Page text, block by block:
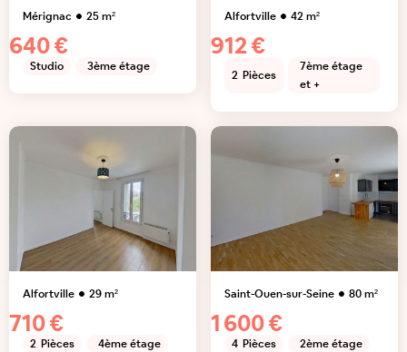
Mérignac 25m²
640 €
Studio 3ème étage
Alfortville 42m²
912 €
2 Pièces
7ème étage
et +
Alfortville 29m²
710 €
2 Pièces 4ème étage
Saint-Ouen-sur-Seine 80m²
1 600 €
4 Pièces 2ème étage